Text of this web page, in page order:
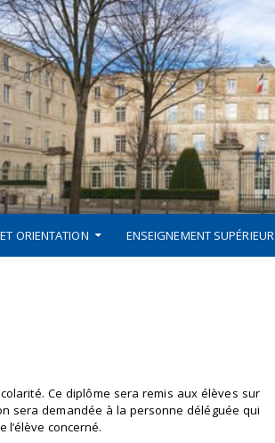
ORIENTATION ENSEIGNEMENT SUPÉRIEUR
Ce diplôme sera remis aux élèves sur
sera demandée à la personne déléguée qui
l’élève concerné.